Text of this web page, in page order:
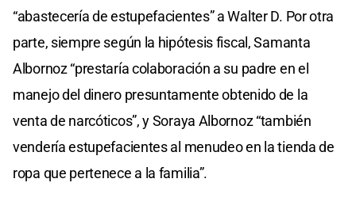
“abastecería de estupefacientes” a Walter D. Por otra
parte, siempre según la hipótesis fiscal, Samanta
Albornoz “prestaría colaboración a su padre en el
manejo del dinero presuntamente obtenido de la
venta de narcóticos”, y Soraya Albornoz “también
vendería estupefacientes al menudeo en la tienda de
ropa que pertenece a la familia”.